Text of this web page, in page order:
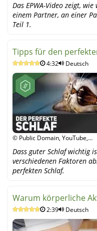
Das EPWA-Video zeigt,
einem Partner, an einer
Teil 1.
Tipps für den
4:32 Deutsch
© Public Domain, YouTube,
Dass guter Schlaf wichtig
verschiedenen Faktoren
perfekten Schlaf.
Warum körperliche
Gesundheit ist
2:39 Deutsch